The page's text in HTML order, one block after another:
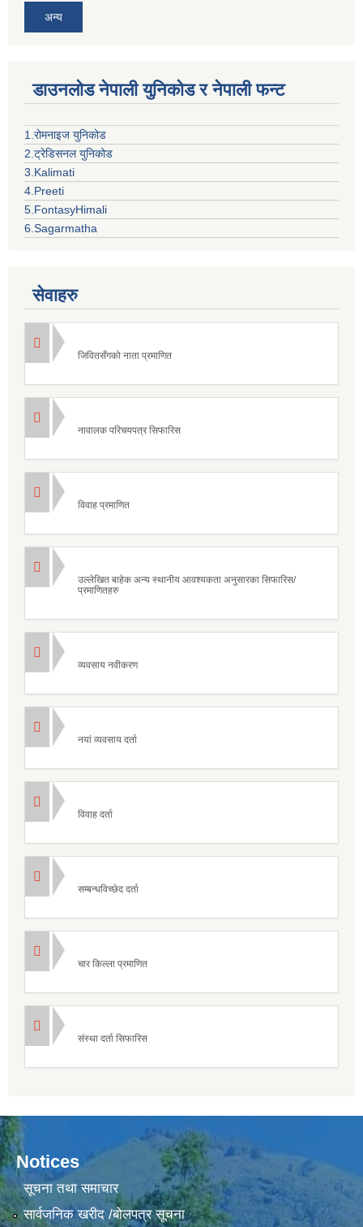
अन्य
डाउनलोड नेपाली युनिकोड र नेपाली फन्ट
1.रोमनाइज युनिकोड
2.ट्रेडिसनल युनिकोड
3.Kalimati
4.Preeti
5.FontasyHimali
6.Sagarmatha
सेवाहरु
जिवितसँगको नाता प्रमाणित
नावालक परिचयपत्र सिफारिस
विवाह प्रमाणित
उल्लेखित बाहेक अन्य स्थानीय आवश्यकता अनुसारका सिफारिस/
प्रमाणितहरु
व्यवसाय नवीकरण
नयां व्यवसाय दर्ता
विवाह दर्ता
सम्बन्धविच्छेद दर्ता
चार किल्ला प्रमाणित
संस्था दर्ता सिफारिस
Notices
सूचना तथा समाचार
सार्वजनिक खरीद /बोलपत्र सूचना